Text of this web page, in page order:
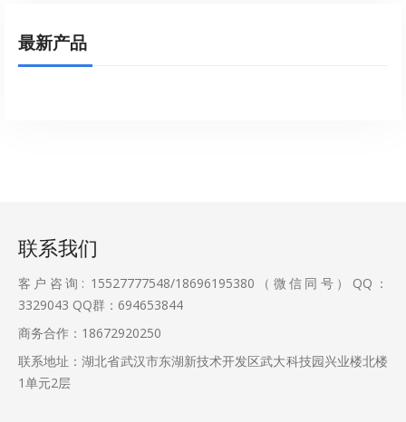
最新产品
联系我们
客户咨询: 15527777548/18696195380（微信同号）QQ：
3329043 QQ群：694653844
商务合作：18672920250
联系地址：湖北省武汉市东湖新技术开发区武大科技园兴业楼北楼
1单元2层